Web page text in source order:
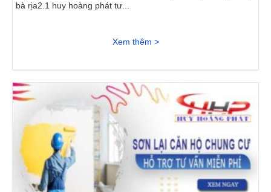
bà rịa2.1 huy hoàng phát tư...
Xem thêm >